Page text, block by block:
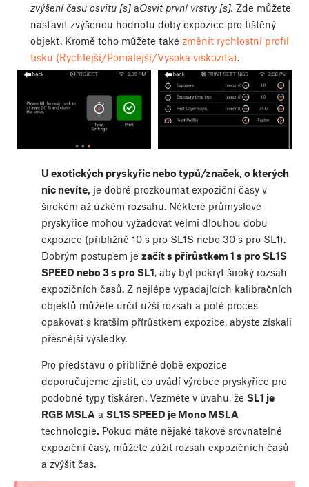
zvýšení času osvitu [s]aOsvit první vrstvy [s]. Zde můžete
nastavit zvýšenou hodnotu doby expozice pro tištěný
objekt. Kromě toho můžete také změnit rychlostní profil
tisku (Rychlejší/Pomalejší/Vysoká viskozita).
U exotických pryskyřic nebo typů/značek, o kterých
nic nevíte, je dobré prozkoumat expoziční časy v
širokém až úzkém rozsahu. Některé průmyslové
pryskyřice mohou vyžadovat velmi dlouhou dobu
expozice (přibližně 10 s pro SL1S nebo 30 s pro SL1).
Dobrým postupem je začít s přírůstkem 1 s pro SL1S
SPEED nebo 3 s pro SL1, aby byl pokryt široký rozsah
expozičních časů. Z nejlépe vypadajících kalibračních
objektů můžete určit užší rozsah a poté proces
opakovat s kratším přírůstkem expozice, abyste získali
přesnější výsledky.
Pro představu o přibližné době expozice
doporučujeme zjistit, co uvádí výrobce pryskyřice pro
podobné typy tiskáren. Vezměte v úvahu, že SL1 je
RGB MSLA a SL1S SPEED je Mono MSLA
technologie. Pokud máte nějaké takové srovnatelné
expoziční časy, můžete zúžit rozsah expozičních časů
a zvýšit čas.